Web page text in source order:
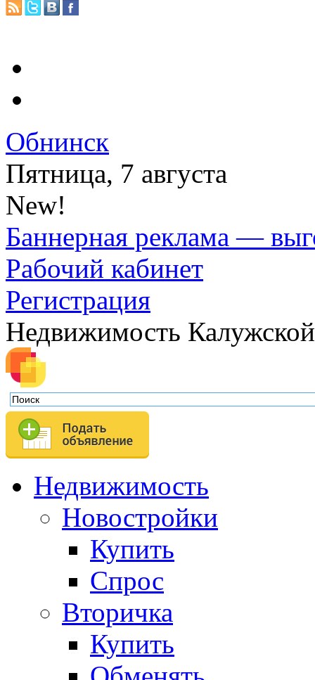
Обнинск
Пятница, 7 августа
New!
Баннерная реклама —
Рабочий кабинет
Регистрация
Недвижимость
Недвижимость
Новостройки
Купить
Спрос
Вторичка
Купить